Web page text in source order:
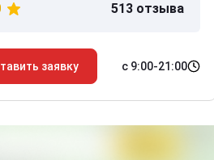
513 отзыва
заявку с 9:00-21:00